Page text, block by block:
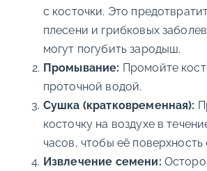
с косточки. Это
плесени и грибковых
могут погубить зародыш.
Промывание: Промойте
проточной водой.
Сушка (кратковременная):
косточку на воздухе в
часов, чтобы её поверхность
Извлечение семени: